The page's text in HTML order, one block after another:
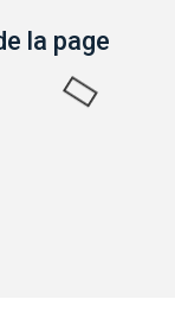
la page